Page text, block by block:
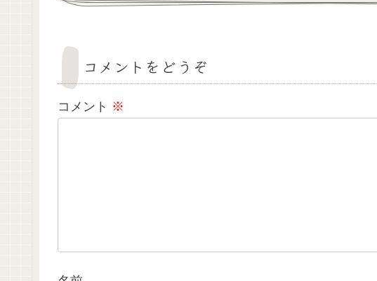
コメントをどうぞ
コメント ※